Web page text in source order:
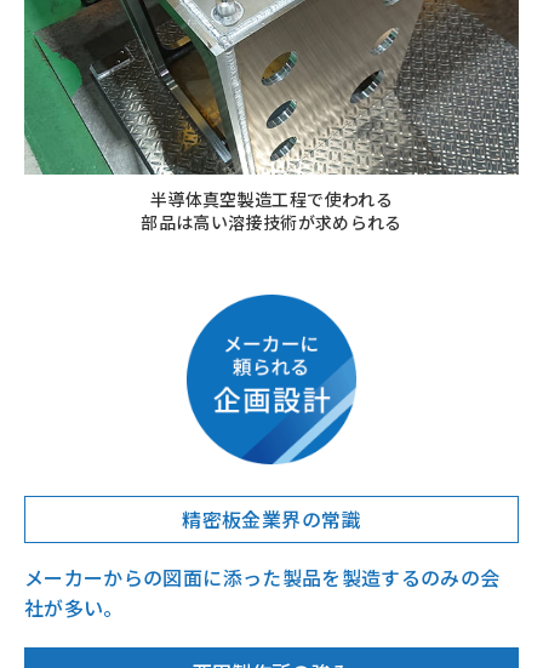
半導体真空製造工程で使われる
部品は高い溶接技術が求められる
精密板金業界の常識
メーカーからの図面に添った製品を製造するのみの会
社が多い。